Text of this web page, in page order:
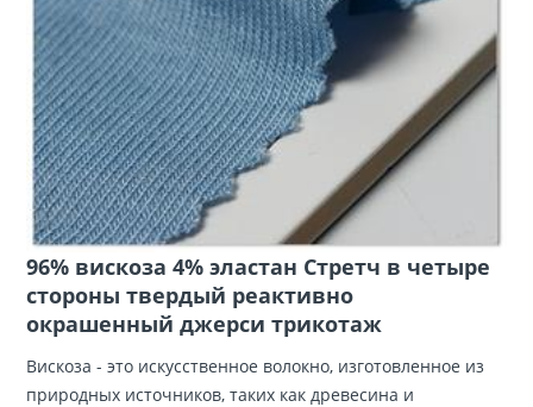
96% вискоза 4% эластан Стретч в четыре
стороны твердый реактивно
окрашенный джерси трикотаж
Вискоза - это искусственное волокно, изготовленное из
природных источников, таких как древесина и